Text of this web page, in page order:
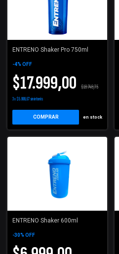
ENTRENO Shaker Pro 750ml
-4% OFF
$17.999,00 $18.748,75
3x$5.999,67sin interés
COMPRAR en stock
ENTRENO Shaker 600ml
-30% OFF